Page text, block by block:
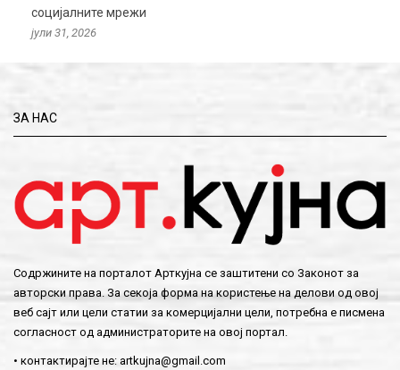
социјалните мрежи
јули 31, 2026
ЗА НАС
Содржините на порталот Арткујна се заштитени со Законот за
авторски права. За секоја форма на користење на делови од овој
веб сајт или цели статии за комерцијални цели, потребна е писмена
согласност од администраторите на овој портал.
• контактирајте не: artkujna@gmail.com